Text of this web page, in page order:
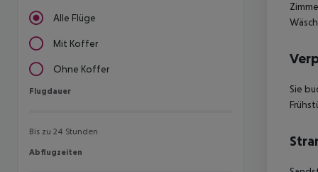
Alle Flüge
Mit Koffer
Ohne Koffer
Flugdauer
Flugdauer
Bis zu 24 Stunden
Abflugzeiten
Abflugzeiten
Sie